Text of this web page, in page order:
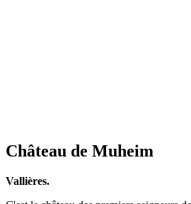
Château de Muheim
Vallières.